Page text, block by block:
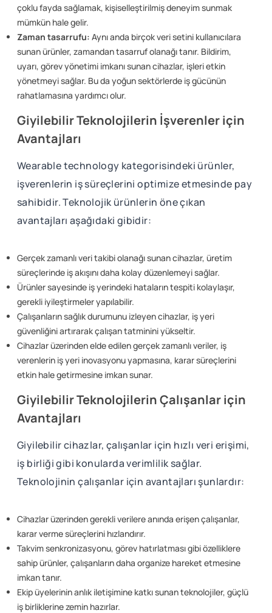
çoklu fayda sağlamak, kişiselleştirilmiş deneyim sunmak
mümkün hale gelir.
Zaman tasarrufu: Aynı anda birçok veri setini kullanıcılara
sunan ürünler, zamandan tasarruf olanağı tanır. Bildirim,
uyarı, görev yönetimi imkanı sunan cihazlar, işleri etkin
yönetmeyi sağlar. Bu da yoğun sektörlerde iş gücünün
rahatlamasına yardımcı olur.
Giyilebilir Teknolojilerin İşverenler için
Avantajları
Wearable technology kategorisindeki ürünler,
işverenlerin iş süreçlerini optimize etmesinde pay
sahibidir. Teknolojik ürünlerin öne çıkan
avantajları aşağıdaki gibidir:
Gerçek zamanlı veri takibi olanağı sunan cihazlar, üretim
süreçlerinde iş akışını daha kolay düzenlemeyi sağlar.
Ürünler sayesinde iş yerindeki hataların tespiti kolaylaşır,
gerekli iyileştirmeler yapılabilir.
Çalışanların sağlık durumunu izleyen cihazlar, iş yeri
güvenliğini artırarak çalışan tatminini yükseltir.
Cihazlar üzerinden elde edilen gerçek zamanlı veriler, iş
verenlerin iş yeri inovasyonu yapmasına, karar süreçlerini
etkin hale getirmesine imkan sunar.
Giyilebilir Teknolojilerin Çalışanlar için
Avantajları
Giyilebilir cihazlar, çalışanlar için hızlı veri erişimi,
iş birliği gibi konularda verimlilik sağlar.
Teknolojinin çalışanlar için avantajları şunlardır:
Cihazlar üzerinden gerekli verilere anında erişen çalışanlar,
karar verme süreçlerini hızlandırır.
Takvim senkronizasyonu, görev hatırlatması gibi özelliklere
sahip ürünler, çalışanların daha organize hareket etmesine
imkan tanır.
Ekip üyelerinin anlık iletişimine katkı sunan teknolojiler, güçlü
iş birliklerine zemin hazırlar.